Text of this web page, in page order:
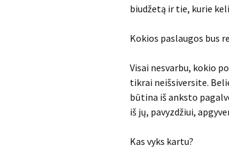
biudžetą ir tie, kurie
Kokios paslaugos bus
Visai nesvarbu, kokio
tikrai neišsiversite.
būtina iš anksto
iš jų, pavyzdžiui,
Kas vyks kartu?